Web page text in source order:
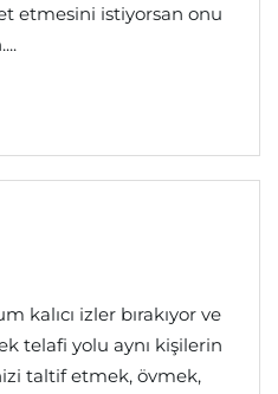
etmesini istiyorsan onu
kalıcı izler bırakıyor ve
telafi yolu aynı kişilerin
taltif etmek, övmek,